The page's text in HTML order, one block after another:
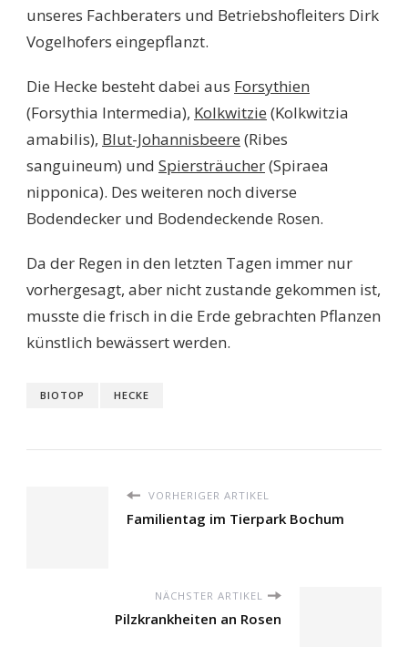
unseres Fachberaters und Betriebshofleiters Dirk
Vogelhofers eingepflanzt.
Die Hecke besteht dabei aus Forsythien
(Forsythia Intermedia), Kolkwitzie (Kolkwitzia
amabilis), Blut-Johannisbeere (Ribes
sanguineum) und Spiersträucher(Spiraea
nipponica). Des weiteren noch diverse
Bodendecker und Bodendeckende Rosen.
Da der Regen in den letzten Tagen immer nur
vorhergesagt, aber nicht zustande gekommen ist,
musste die frisch in die Erde gebrachten Pflanzen
künstlich bewässert werden.
BIOTOP HECKE
VORHERIGER ARTIKEL
Familientag im Tierpark Bochum
NÄCHSTER ARTIKEL
Pilzkrankheiten an Rosen